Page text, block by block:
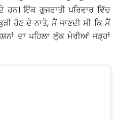
ਹਨ। ਇੱਕ ਗੁਜਰਾਤੀ ਪਰਿਵਾਰ ਵਿੱਚ
ਹੋਣ ਦੇ ਨਾਤੇ, ਮੈਂ ਜਾਣਦੀ ਸੀ ਕਿ ਮੈਂ
ਦਾ ਪਹਿਲਾ ਲੁੱਕ ਮੇਰੀਆਂ ਜੜ੍ਹਾਂ